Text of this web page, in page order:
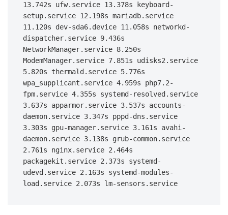
13.742s ufw.service 13.378s keyboard-
setup.service 12.198s mariadb.service
11.120s dev-sda6.device 11.058s networkd-
dispatcher.service 9.436s
NetworkManager.service 8.250s
ModemManager.service 7.851s udisks2.service
5.820s thermald.service 5.776s
wpa_supplicant.service 4.959s php7.2-
fpm.service 4.355s systemd-resolved.service
3.637s apparmor.service 3.537s accounts-
daemon.service 3.347s pppd-dns.service
3.303s gpu-manager.service 3.161s avahi-
daemon.service 3.138s grub-common.service
2.761s nginx.service 2.464s
packagekit.service 2.373s systemd-
udevd.service 2.163s systemd-modules-
load.service 2.073s lm-sensors.service